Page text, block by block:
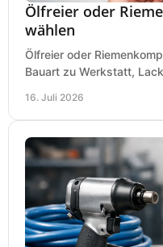
Ölfreier oder
wählen
Ölfreier oder
Bauart zu Werkstatt,
16. Juli 2026